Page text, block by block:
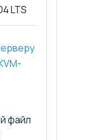
LTS
файл